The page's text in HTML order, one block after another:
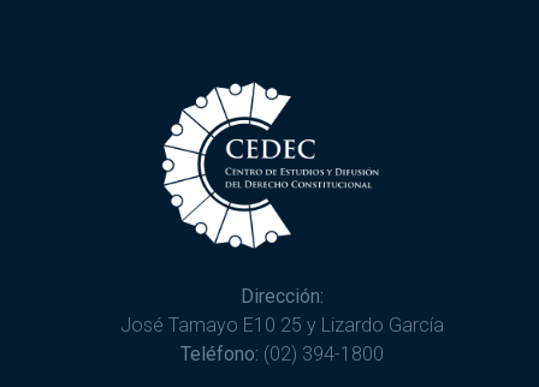
Dirección:
José Tamayo E10 25 y Lizardo García
Teléfono: (02) 394-1800